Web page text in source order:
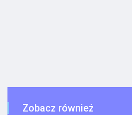
Zobacz również